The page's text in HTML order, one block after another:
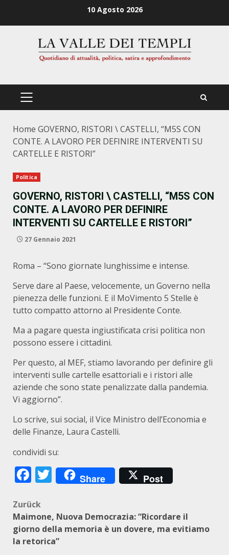
10 Agosto 2026
PRIMÄRES
Home GOVERNO, RISTORI \ CASTELLI, “M5S CON
CONTE. A LAVORO PER DEFINIRE INTERVENTI SU
CARTELLE E RISTORI”
Politica
GOVERNO, RISTORI \ CASTELLI, “M5S CON
CONTE. A LAVORO PER DEFINIRE
INTERVENTI SU CARTELLE E RISTORI”
27 Gennaio 2021
Roma – “Sono giornate lunghissime e intense.
Serve dare al Paese, velocemente, un Governo nella
pienezza delle funzioni. E il MoVimento 5 Stelle è
tutto compatto attorno al Presidente Conte.
Ma a pagare questa ingiustificata crisi politica non
possono essere i cittadini.
Per questo, al MEF, stiamo lavorando per definire gli
interventi sulle cartelle esattoriali e i ristori alle
aziende che sono state penalizzate dalla pandemia.
Vi aggiorno”.
Lo scrive, sui social, il Vice Ministro dell’Economia e
delle Finanze, Laura Castelli.
condividi su:
Facebook
Twitter
Share Post
Beitragsnavigation
Zurück
Maimone, Nuova Democrazia: “Ricordare il
giorno della memoria è un dovere, ma evitiamo
la retorica”